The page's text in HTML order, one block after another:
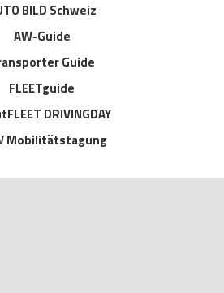
BILD Schweiz
AW-Guide
Guide
FLEETguide
DRIVINGDAY
Mobilitätstagung